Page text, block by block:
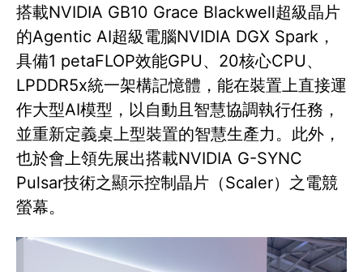
搭載NVIDIA GB10 Grace Blackwell超級晶片
的Agentic AI超級電腦NVIDIA DGX Spark，
具備1 petaFLOP效能GPU、20核心CPU、
LPDDR5x統一架構記憶體，能在裝置上直接運
作大型AI模型，以自動且智慧協調執行任務，
並重新定義桌上型裝置的智慧生產力。此外，
也於會上領先展出搭載NVIDIA G-SYNC
Pulsar技術之顯示控制晶片（Scaler）之電競
螢幕。